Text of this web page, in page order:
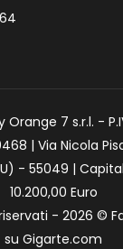
Orange 7 s.r.l. -
| Via Nicola
- 55049 |
10.200,00 Euro
- 2026 ©
su Gigarte.com